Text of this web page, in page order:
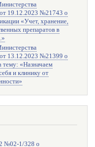
от 19.12.2023 №21743 о
«Учет, хранение,
препаратов в
от 13.12.2023 №21399 о
тему: «Назначаем
и клинику от
№02-1/328 о